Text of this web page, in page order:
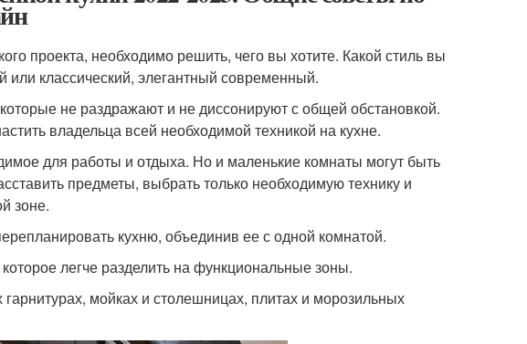
проекта, необходимо решить, чего вы хотите. Какой стиль вы
классический, элегантный современный.
не раздражают и не диссонируют с общей обстановкой.
владельца всей необходимой техникой на кухне.
для работы и отдыха. Но и маленькие комнаты могут быть
предметы, выбрать только необходимую технику и
зоне.
кухню, объединив ее с одной комнатой.
легче разделить на функциональные зоны.
мойках и столешницах, плитах и морозильных